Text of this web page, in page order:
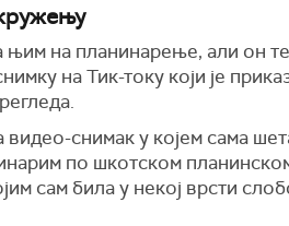
на планинарење, али он
на Тик-току који је
видео-снимак у којем сама
по шкотском
сам била у некој врсти